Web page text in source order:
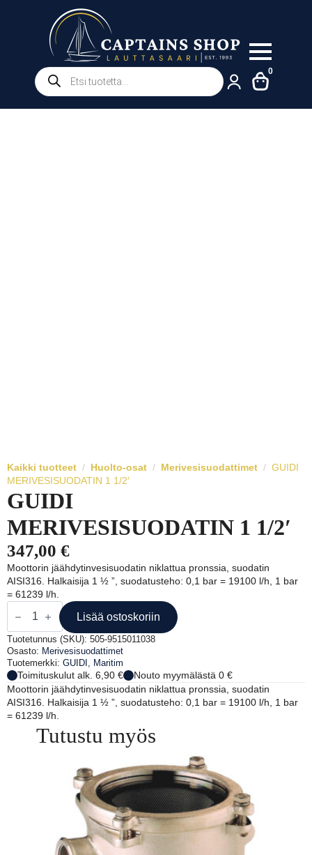
Products
search
0
Kaikki tuotteet Huolto-osat Merivesisuodattimet
GUIDI
MERIVESISUODATIN 1 1/2′
GUIDI
MERIVESISUODATIN 1 1/2′
347,00 €
Moottorin jäähdytinvesisuodatin niklattua pronssia, suodatin
AISI316. Halkaisija 1 ½ ”, suodatusteho: 0,1 bar = 19100 l/h, 1 bar
= 61239 l/h.
GUIDI
MERIVESISUODATIN
1
1/2'
määrä
Lisää ostoskoriin
Tuotetunnus (SKU): 505-9515011038
Osasto: Merivesisuodattimet
Tuotemerkki: GUIDI Maritim
Toimituskulut alk. 6,90 €
Nouto myymälästä 0 €
Moottorin jäähdytinvesisuodatin niklattua pronssia, suodatin
AISI316. Halkaisija 1 ½ ”, suodatusteho: 0,1 bar = 19100 l/h, 1 bar
= 61239 l/h.
Tutustu myös